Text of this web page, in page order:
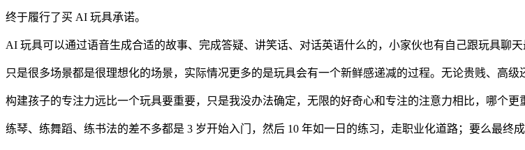
终于履行了买 AI 玩具承诺。
AI 玩具可以通过语音生成合适的故事、完成答疑、讲笑话、对话英语什么的，小家伙也有自己跟玩具聊天
只是很多场景都是很理想化的场景，实际情况更多的是玩具会有一个新鲜感递减的过程。无论贵贱、高级
构建孩子的专注力远比一个玩具要重要，只是我没办法确定，无限的好奇心和专注的注意力相比，哪个更
练琴、练舞蹈、练书法的差不多都是 3 岁开始入门，然后 10 年如一日的练习，走职业化道路；要么最终成